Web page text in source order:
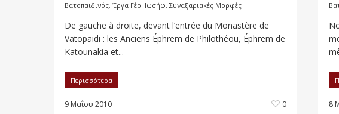
Βατοπαιδινός, Έργα Γέρ. Ιωσήφ, Συναξαριακές Μορφές
De gauche à droite, devant l’entrée du Monastère de
Vatopaidi : les Anciens Éphrem de Philothéou, Éphrem de
Katounakia et...
Περισσότερα
9 Μαΐου 2010 0 8